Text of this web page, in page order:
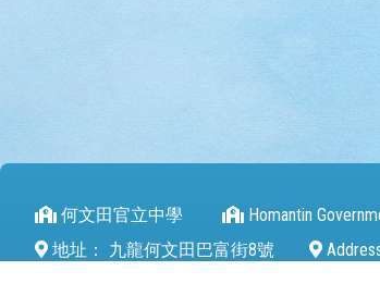
何文田官立中學
Homantin
地址：
九龍何文田巴富街8號